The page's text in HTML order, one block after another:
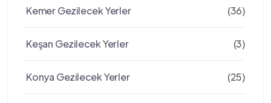
Kemer Gezilecek Yerler (36)
Keşan Gezilecek Yerler (3)
Konya Gezilecek Yerler (25)